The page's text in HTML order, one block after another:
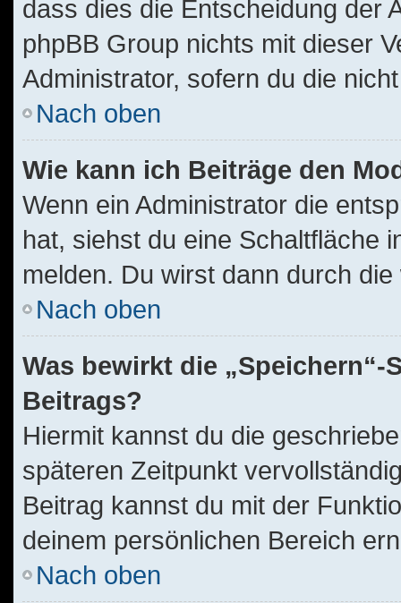
dass dies die Entscheidung der
phpBB Group nichts mit dieser
Administrator, sofern du die
Nach oben
Wie kann ich Beiträge den
Wenn ein Administrator die
hat, siehst du eine Schaltfläche
melden. Du wirst dann durch
Nach oben
Was bewirkt die
Beitrags?
Hiermit kannst du die
späteren Zeitpunkt
Beitrag kannst du mit der
deinem persönlichen Bereich
Nach oben